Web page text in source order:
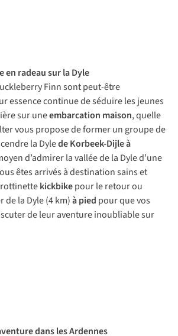
en radeausur la Dyle
Finn sont peut-être
essence continue de séduire les jeunes
sur uneembarcation maison, quelle
vous propose de former un groupe de
la Dylede Korbeek-Dijle à
d’admirer la vallée de la Dyle d’une
êtes arrivés à destination sains et
kickbikepour le retour ou
de la Dyle (4 km)à pied pour que vos
de leur aventure inoubliable sur
dans les Ardennes